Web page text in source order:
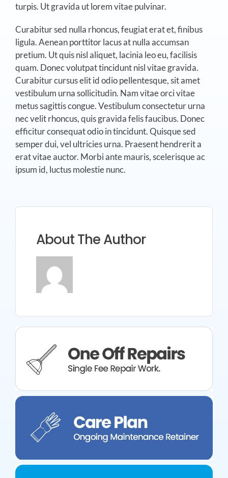
turpis. Ut gravida ut lorem vitae pulvinar.
Curabitur sed nulla rhoncus, feugiat erat et, finibus
ligula. Aenean porttitor lacus at nulla accumsan
pretium. Ut quis nisl aliquet, lacinia leo eu, facilisis
quam. Donec volutpat tincidunt nisl vitae gravida.
Curabitur cursus elit id odio pellentesque, sit amet
vestibulum urna sollicitudin. Nam vitae orci vitae
metus sagittis congue. Vestibulum consectetur urna
nec velit rhoncus, quis gravida felis faucibus. Donec
efficitur consequat odio in tincidunt. Quisque sed
semper dui, vel ultricies urna. Praesent hendrerit a
erat vitae auctor. Morbi ante mauris, scelerisque ac
ipsum id, luctus molestie nunc.
About The Author